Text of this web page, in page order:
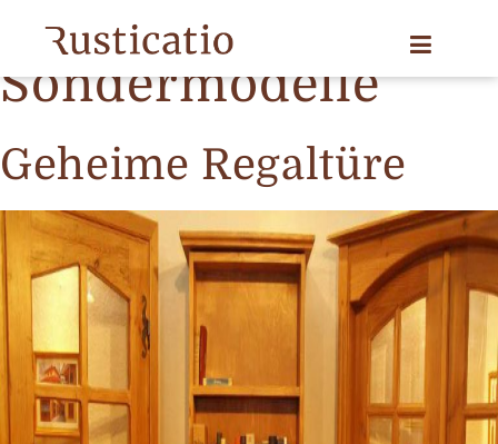
Produkt category:
Sondermodelle
Geheime Regaltüre